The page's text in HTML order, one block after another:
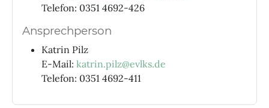
Telefon: 0351 4692-426
Ansprechperson
Katrin Pilz
E-Mail: katrin.pilz@evlks.de
Telefon: 0351 4692-411